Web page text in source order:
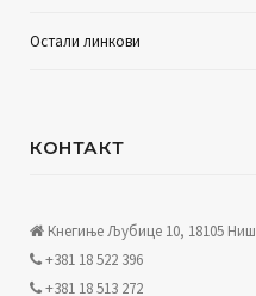
Остали линкови
КОНТАКТ
Кнегиње Љубице 10, 18105 Ниш
+381 18 522 396
+381 18 513 272